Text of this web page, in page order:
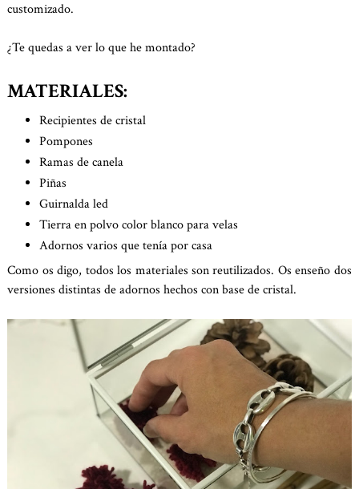
customizado.
¿Te quedas a ver lo que he montado?
MATERIALES:
Recipientes de cristal
Pompones
Ramas de canela
Piñas
Guirnalda led
Tierra en polvo color blanco para velas
Adornos varios que tenía por casa
Como os digo, todos los materiales son reutilizados. Os enseño dos
versiones distintas de adornos hechos con base de cristal.